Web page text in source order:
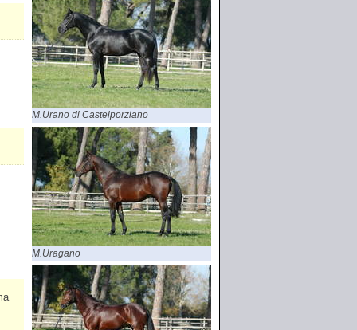
M.Urano di Castelporziano
M.Uragano